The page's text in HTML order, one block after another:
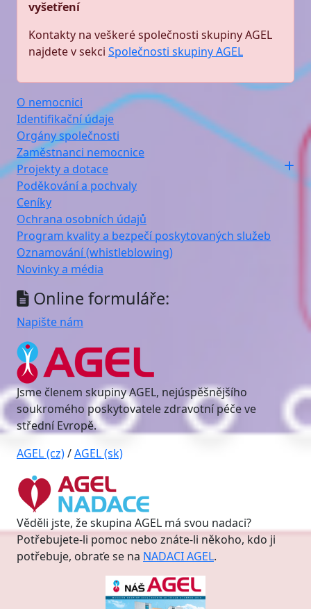
vyšetření
Kontakty na veškeré společnosti skupiny AGEL
najdete v sekci Společnosti skupiny AGEL
O nemocnici
Identifikační údaje
Orgány společnosti
Zaměstnanci nemocnice
Projekty a dotace
Poděkování a pochvaly
Ceníky
Ochrana osobních údajů
Program kvality a bezpečí poskytovaných služeb
Oznamování (whistleblowing)
Novinky a média
Online formuláře:
Napište nám
Jsme členem skupiny AGEL, nejúspěšnějšího
soukromého poskytovatele zdravotní péče ve
střední Evropě.
AGEL (cz)/AGEL (sk)
Věděli jste, že skupina AGEL má svou nadaci?
Potřebujete-li pomoc nebo znáte-li někoho, kdo ji
potřebuje, obraťe se na NADACI AGEL.